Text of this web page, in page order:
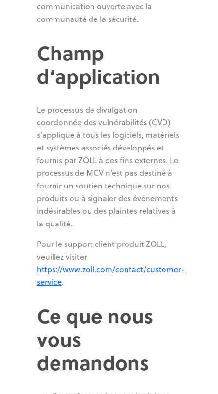
communication ouverte avec la
communauté de la sécurité.
Champ
d’application
Le processus de divulgation
coordonnée des vulnérabilités (CVD)
s’applique à tous les logiciels, matériels
et systèmes associés développés et
fournis par ZOLL à des fins externes. Le
processus de MCV n’est pas destiné à
fournir un soutien technique sur nos
produits ou à signaler des événements
indésirables ou des plaintes relatives à
la qualité.
Pour le support client produit ZOLL,
veuillez visiter
https://www.zoll.com/contact/customer-
service.
Ce que nous
vous
demandons